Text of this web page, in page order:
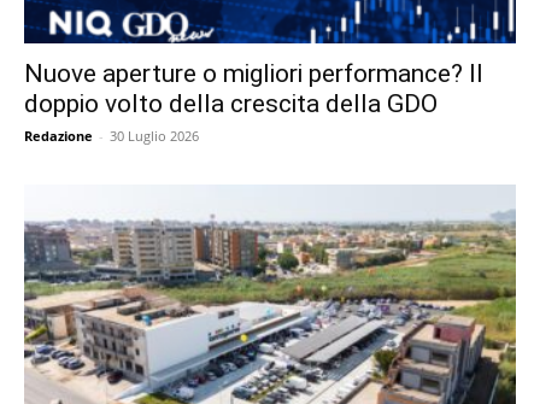
Nuove aperture o migliori performance? Il
doppio volto della crescita della GDO
Redazione - 30 Luglio 2026